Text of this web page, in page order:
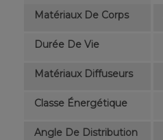
Matériaux De Corps
Durée De Vie
Matériaux Diffuseurs
Classe Énergétique
Angle De Distribution